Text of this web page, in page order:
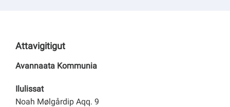
Attavigitigut
Avannaata Kommunia
Ilulissat
Noah Mølgårdip Aqq. 9